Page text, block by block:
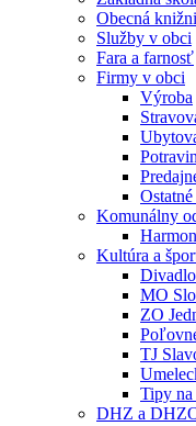
Obecná
Služby v obci
Fara a farnosť
Firmy v obci
Výroba
Komunálny
Kultúra a
MO
ZO
TJ
Tipy
DHZ a